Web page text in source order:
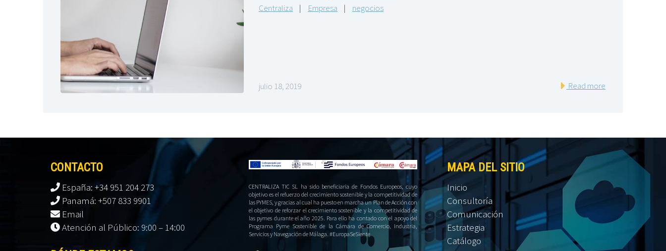
Centraliza | Empresa | negocios
julio 18, 2019 Read more
CONTACTO
España: +34 951 204 273
Panamá: +507 833 9901
Email
Atención al Público: 9:00 – 14:00
CENTRALIZA TIC SL ha sido beneficiaria de Fondos Europeos, cuyo
objetivo es el refuerzo del crecimiento sostenible y la competitividad de
las PYMES, y gracias al cual ha puesto en marcha un Plan de Acción con
el objetivo de reforzar el crecimiento sostenible y la competitividad de
las pymes durante el año 2025. Para ello ha contado con el apoyo del
Programa Pyme Sostenible de la Cámara de Comercio, Industria,
Servicios y Navegación de Málaga. #EuropaSeSiente
MAPA DEL SITIO
Inicio
Consultoría
Comunicación
Estrategia
Catálogo